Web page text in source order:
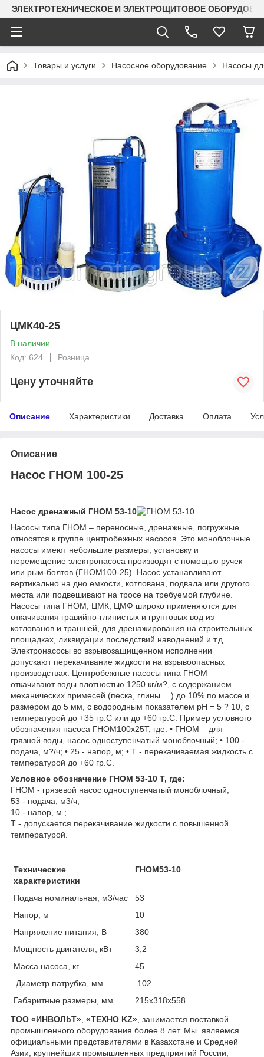
ЭЛЕКТРОТЕХНИЧЕСКОЕ И ЭЛЕКТРОЩИТОВОЕ
Товары и услуги Насосное оборудование Насосы
ЦМК40-25
В наличии
Код: 624
Розница
Цену уточняйте
Описание Характеристики Доставка Оплата
Описание
Насос ГНОМ 100-25
Насос дренажный ГНОМ 53-10
Насосы типа ГНОМ – переносные, дренажные, погружные
относятся к группе центробежных насосов. Это моноблочные
насосы имеют небольшие размеры, установку и
перемещение электронасоса производят с помощью ручек
или рым-болтов (ГНОМ100-25). Насос устанавливают
вертикально на дно емкости, котлована, подвала или другого
места или подвешивают на тросе на требуемой глубине.
Насосы типа ГНОМ, ЦМК, ЦМФ широко применяются для
откачивания гравийно-глинистых и грунтовых вод из
котлованов и траншей, для дренажирования на строительных
площадках, ликвидации последствий наводнений и т.д.
Электронасосы во взрывозащищенном исполнении
допускают перекачивание жидкости на взрывоопасных
производствах. Центробежные насосы типа ГНОМ
откачивают воды плотностью 1250 кг/м?, с содержанием
механических примесей (песка, глины….) до 10% по массе и
размером до 5 мм, с водородным показателем рН = 5 ? 10, с
температурой до +35 гр.С или до +60 гр.С. Пример условного
обозначения насоса ГНОМ100х25Т, где: • ГНОМ – для
грязной воды, насос одноступенчатый моноблочный; • 100 -
подача, м?/ч; • 25 - напор, м; • Т - перекачиваемая жидкость с
температурой до +60 гр.С.
Условное обозначение ГНОМ 53-10 Т, где:
ГНОМ - грязевой насос одноступенчатый моноблочный;
53 - подача, м3/ч;
10 - напор, м.;
Т - допускается перекачивание жидкости с повышенной
температурой.
Технические
характеристики
ГНОМ53-10
Подача номинальная, м3/час
53
Напор, м
10
Напряжение питания, В
380
Мощность двигателя, кВт
3,2
Масса насоса, кг
45
Диаметр патрубка, мм
102
Габаритные размеры, мм
215х318х558
ТОО «ИНBOЛbT», «ТЕХНО KZ», занимается поставкой
промышленного оборудования более 8 лет. Мы являемся
официальными представителями в Казахстане и Средней
Азии, крупнейших промышленных предприятий России,